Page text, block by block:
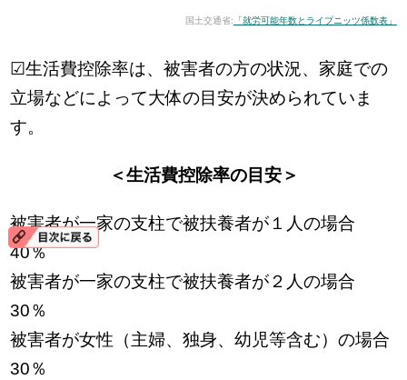
国土交通省: 「就労可能年数とライプニッツ係数表」
☑生活費控除率は、被害者の方の状況、家庭での
立場などによって大体の目安が決められていま
す。
＜生活費控除率の目安＞
被害者が一家の支柱で被扶養者が１人の場合
40％
被害者が一家の支柱で被扶養者が２人の場合
30％
被害者が女性（主婦、独身、幼児等含む）の場合
30％